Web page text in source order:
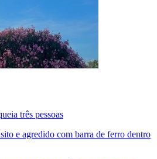
três pessoas
e agredido com barra de ferro dentro